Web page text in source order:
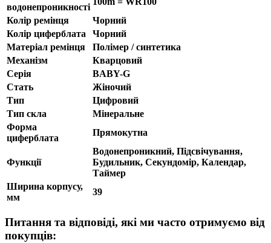
водонепроникності
Колір ремінця
Чорний
Колір циферблата
Чорний
Матеріал ремінця
Полімер / синтетика
Механізм
Кварцовий
Серія
BABY-G
Стать
Жіночий
Тип
Цифровий
Тип скла
Мінеральне
Форма
циферблата
Прямокутна
Функції
Водонепроникний, Підсвічування,
Будильник, Секундомір, Календар,
Таймер
Ширина корпусу,
мм
39
Питання та відповіді, які ми часто отримуємо від
покупців: